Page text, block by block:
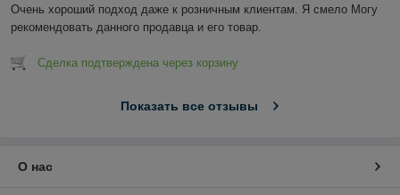
Очень хороший подход даже к розничным клиентам. Я смело Могу
рекомендовать данного продавца и его товар.
Сделка подтверждена через корзину
Показать все отзывы
О нас